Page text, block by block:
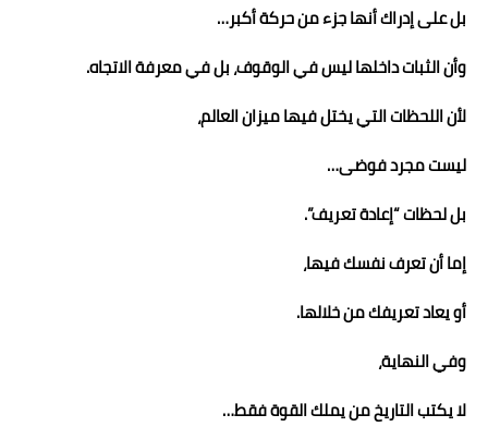
بل على إدراك أنها جزء من حركة أكبر…
وأن الثبات داخلها ليس في الوقوف، بل في معرفة الاتجاه.
لأن اللحظات التي يختل فيها ميزان العالم،
ليست مجرد فوضى…
بل لحظات “إعادة تعريف”.
إما أن تعرف نفسك فيها،
أو يعاد تعريفك من خلالها.
وفي النهاية،
لا يكتب التاريخ من يملك القوة فقط…